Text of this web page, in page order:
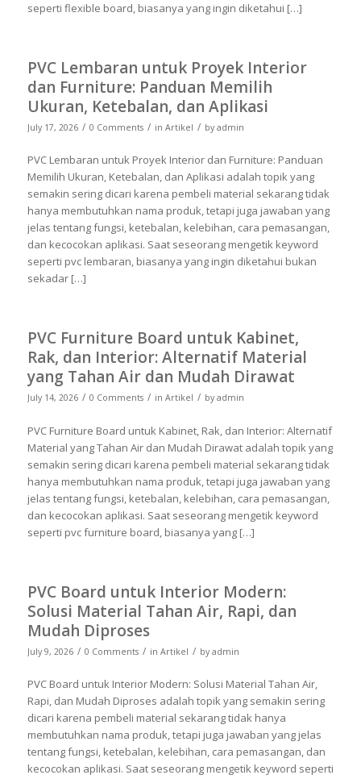
seperti flexible board, biasanya yang ingin diketahui […]
PVC Lembaran untuk Proyek Interior
dan Furniture: Panduan Memilih
Ukuran, Ketebalan, dan Aplikasi
July 17, 2026 / 0 Comments / in Artikel / by admin
PVC Lembaran untuk Proyek Interior dan Furniture: Panduan
Memilih Ukuran, Ketebalan, dan Aplikasi adalah topik yang
semakin sering dicari karena pembeli material sekarang tidak
hanya membutuhkan nama produk, tetapi juga jawaban yang
jelas tentang fungsi, ketebalan, kelebihan, cara pemasangan,
dan kecocokan aplikasi. Saat seseorang mengetik keyword
seperti pvc lembaran, biasanya yang ingin diketahui bukan
sekadar […]
PVC Furniture Board untuk Kabinet,
Rak, dan Interior: Alternatif Material
yang Tahan Air dan Mudah Dirawat
July 14, 2026 / 0 Comments / in Artikel / by admin
PVC Furniture Board untuk Kabinet, Rak, dan Interior: Alternatif
Material yang Tahan Air dan Mudah Dirawat adalah topik yang
semakin sering dicari karena pembeli material sekarang tidak
hanya membutuhkan nama produk, tetapi juga jawaban yang
jelas tentang fungsi, ketebalan, kelebihan, cara pemasangan,
dan kecocokan aplikasi. Saat seseorang mengetik keyword
seperti pvc furniture board, biasanya yang […]
PVC Board untuk Interior Modern:
Solusi Material Tahan Air, Rapi, dan
Mudah Diproses
July 9, 2026 / 0 Comments / in Artikel / by admin
PVC Board untuk Interior Modern: Solusi Material Tahan Air,
Rapi, dan Mudah Diproses adalah topik yang semakin sering
dicari karena pembeli material sekarang tidak hanya
membutuhkan nama produk, tetapi juga jawaban yang jelas
tentang fungsi, ketebalan, kelebihan, cara pemasangan, dan
kecocokan aplikasi. Saat seseorang mengetik keyword seperti